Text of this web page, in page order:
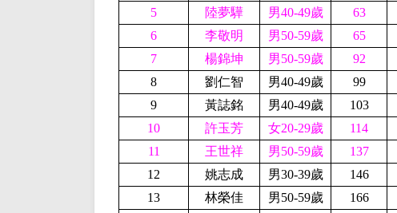
5
陸夢驊 男40-49歲 63
6
李敬明 男50-59歲 65
7
楊錦坤 男50-59歲 92
8
劉仁智 男40-49歲 99
9
黃誌銘 男40-49歲 103
10
許玉芳 女20-29歲 114
11
王世祥 男50-59歲 137
12
姚志成 男30-39歲 146
13
林榮佳 男50-59歲 166